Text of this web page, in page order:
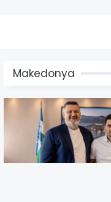
Makedonya